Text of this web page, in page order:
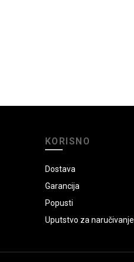
KORISNO
Dostava
Garancija
Popusti
Uputstvo za naručivanje